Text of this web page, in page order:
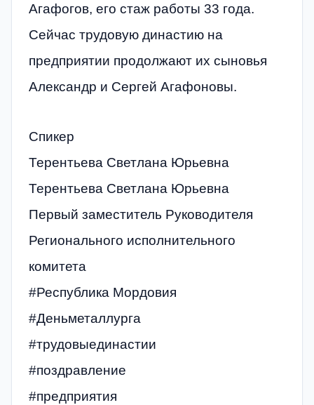
Агафогов, его стаж работы 33 года.
Сейчас трудовую династию на
предприятии продолжают их сыновья
Александр и Сергей Агафоновы.
Спикер
Терентьева Светлана Юрьевна
Терентьева Светлана Юрьевна
Первый заместитель Руководителя
Регионального исполнительного
комитета
#Республика Мордовия
#Деньметаллурга
#трудовыединастии
#поздравление
#предприятия